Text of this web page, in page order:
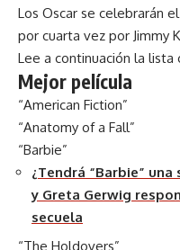
Los Oscar se celebrarán
por cuarta vez por Jimmy
Lee a continuación la
Mejor película
“American Fiction”
“Anatomy of a Fall”
“Barbie”
¿Tendrá “Barbie”
y Greta Gerwig
secuela
“The Holdovers”